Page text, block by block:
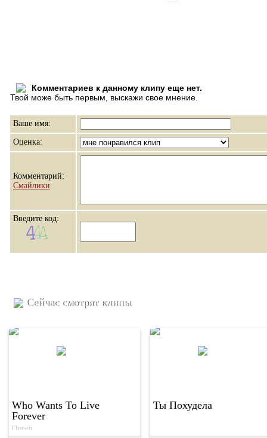
Комментариев к данному клипу еще нет.
Твой може быть первым, выскажи свое мнение.
Ваше имя:
Оценка:
Комментарий:
Смайлики
Введите код:
Сейчас смотрят клипы
Who Wants To Live
Forever
Queen
Ты Похудела